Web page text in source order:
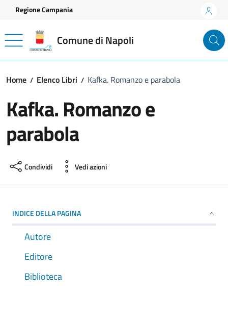
Vai ai contenuti
Vai al footer
Regione Campania
Comune di Napoli
Home Elenco Libri Kafka. Romanzo e parabola
Kafka. Romanzo e
parabola
Condividi Vedi azioni
INDICE DELLA PAGINA
Autore
Editore
Biblioteca